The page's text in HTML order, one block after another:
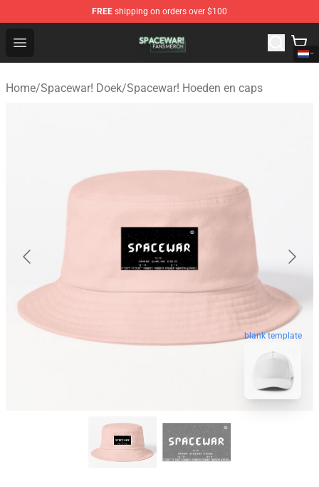
FREE shipping on orders over $100
Open menu
Spacewar! Shop - Official Spacewar! Merchandise Store
Home/Spacewar! Doek/Spacewar! Hoeden en caps
blank template